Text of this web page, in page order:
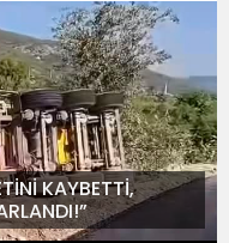
KAYBETTİ,